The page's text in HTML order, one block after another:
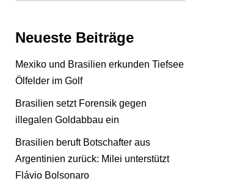
Neueste Beiträge
Mexiko und Brasilien erkunden Tiefsee
Ölfelder im Golf
Brasilien setzt Forensik gegen
illegalen Goldabbau ein
Brasilien beruft Botschafter aus
Argentinien zurück: Milei unterstützt
Flávio Bolsonaro